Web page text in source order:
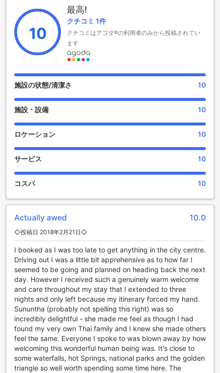
の宿泊は無料ではなく、追加料金が発生する場合があります
ので、事前にご確認ください。1室のみのプライベートな空間
で、心安らぐひとときをお楽しみください。
メーヤオバンガローのエンターテイメント施設：自然の中で
のリラクゼーション
メーヤオバンガローは、チェンライの豊かな自然に囲まれた
静寂のオアシスです。100m²の広々とした1ベッドルーム／1
れるゲストにリラックスしたひとときを提供します。この庭
は、緑豊かな植物や色とりどりの花々で彩られ、自然の美し
さを存分に楽しむことができます。
庭では、心地よい風を感じながら、読書や散策を楽しむこと
思い出となることでしょう。また、庭に設けられた小さなテ
ラスでは、友人や家族と共にバーベキューを楽しむことも可
能です。自然と共に過ごす時間は、日常の喧騒から解放さ
れ、心身ともにリフレッシュできる貴重な体験となるでしょ
メーヤオバンガローは、その広々とした100㎡の空間で快適な
滞在を提供するだけでなく、便利な施設も充実しています。
全客室に無料Wi-Fiが完備されており、滞在中は快適にインタ
ーネットを楽しむことができます。また、公共エリアでもWi-
Fiが利用可能なため、リラックスしながら情報をチェックした
り、友人や家族とつながることができます。
さらに、メーヤオバンガローでは、日常の手間を軽減するた
めのランドリーサービスやドライクリーニングサービスもご
利用いただけます。これにより、長期滞在でも衣類を清潔に
保つことができ、旅行のストレスを軽減します。また、荷物
の保管サービスや、毎日のハウスキーピングが行われている
ため、快適さと利便性を兼ね備えた滞在を実現します。喫煙
エリアも設けられており、喫煙者の方も安心してご利用いた
だけます。
10
最高!
クチコミ 1件
クチコミはアゴダ®の利用者のみから投稿されてい
ます
施設の状態/清潔さ 10
施設・設備 10
ロケーション 10
サービス 10
コスパ 10
Actually awed 10.0
◇投稿日 2018年2月21日◇
I booked as I was too late to get anything in the city centre.
Driving out I was a little bit apprehensive as to how far I
seemed to be going and planned on heading back the next
day. However I received such a genuinely warm welcome
and care throughout my stay that I extended to three
nights and only left because my itinerary forced my hand.
Sununtha (probably not spelling this right) was so
incredibly delightful - she made me feel as though I had
found my very own Thai family and I knew she made others
feel the same. Everyone I spoke to was blown away by how
welcoming this wonderful human being was. It's close to
some waterfalls, hot Springs, national parks and the golden
triangle so well worth spending some time here. The